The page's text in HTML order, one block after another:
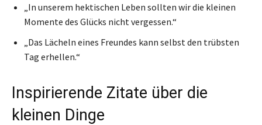
„In unserem hektischen Leben sollten wir die kleinen
Momente des Glücks nicht vergessen.“
„Das Lächeln eines Freundes kann selbst den trübsten
Tag erhellen.“
Inspirierende Zitate über die
kleinen Dinge